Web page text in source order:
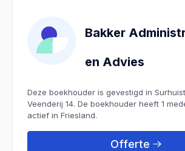
Bakker
en Advies
Deze boekhouder is gevestigd in
Veenderij 14. De boekhouder heeft 1
actief in Friesland.
Offerte